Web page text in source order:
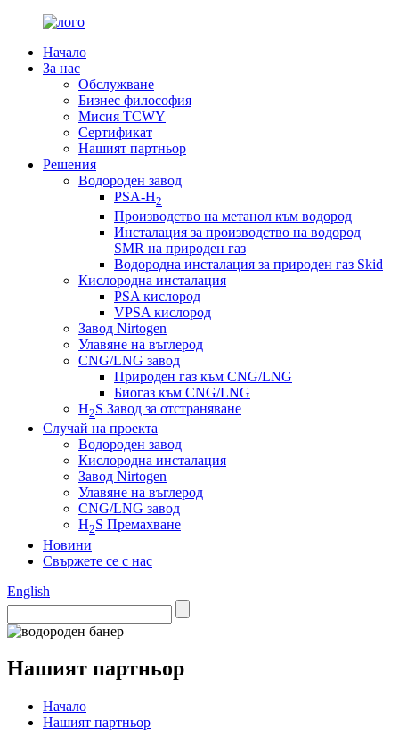
Начало
За нас
Обслужване
Бизнес философия
Мисия TCWY
Сертификат
Нашият партньор
Решения
Водороден завод
PSA-H2
Производство на метанол към водород
Инсталация за производство на водород
SMR на природен газ
Водородна инсталация за природен газ Skid
Кислородна инсталация
PSA кислород
VPSA кислород
Завод Nirtogen
Улавяне на въглерод
CNG/LNG завод
Природен газ към CNG/LNG
Биогаз към CNG/LNG
H2S Завод за отстраняване
Случай на проекта
Водороден завод
Кислородна инсталация
Завод Nirtogen
Улавяне на въглерод
CNG/LNG завод
H2S Премахване
Новини
Свържете се с нас
English
Нашият партньор
Начало
Нашият партньор